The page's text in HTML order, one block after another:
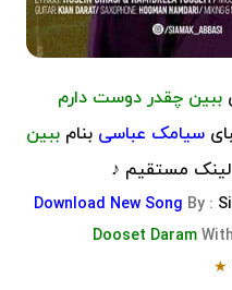
ببین چقدر دوست دارم
سیامک عباسی بنامببین
لینک مستقیم ♪
Download New Song By :
Dooset Daram
★